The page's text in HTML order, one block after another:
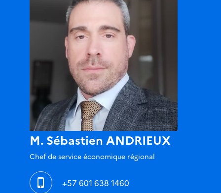
M. Sébastien ANDRIEUX
Chef de service économique régional
phone_iphone +57 601 638 1460